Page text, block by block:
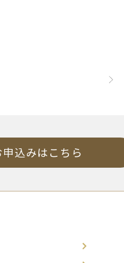
申込みはこちら